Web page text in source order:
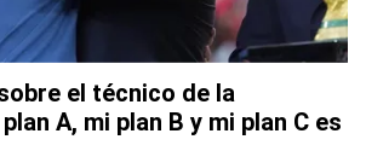
el técnico de la
A, mi plan B y mi plan C es